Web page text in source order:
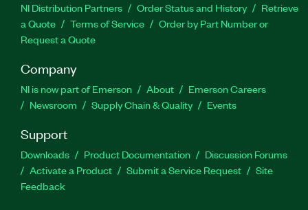
NI Distribution Partners Order Status and History
Retrieve
a Quote
Terms of Service
Order by Part Number or
Request a Quote
Company
NI is now part of Emerson About
Emerson Careers
Newsroom
Supply Chain & Quality Events
Support
Downloads Product Documentation
Discussion Forums
Activate a Product
Submit a Service Request
Site
Feedback